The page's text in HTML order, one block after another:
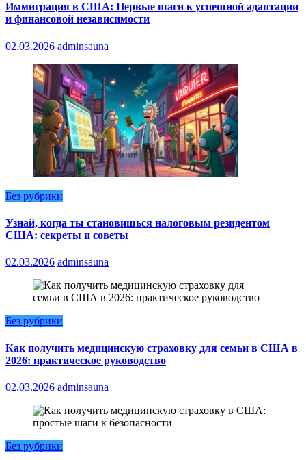
Иммиграция в США: Первые шаги к успешной адаптации
и финансовой независимости
02.03.2026 adminsauna
Без рубрики
Узнай, когда ты становишься налоговым резидентом
США: секреты и советы
02.03.2026 adminsauna
Без рубрики
Как получить медицинскую страховку для семьи в США в
2026: практическое руководство
02.03.2026 adminsauna
Без рубрики